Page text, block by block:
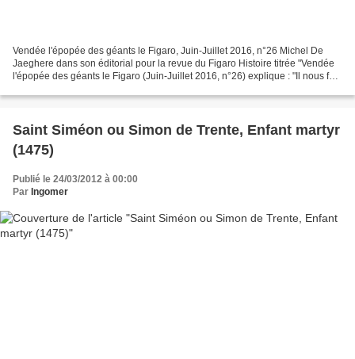
Vendée l'épopée des géants le Figaro, Juin-Juillet 2016, n°26 Michel De
Jaeghere dans son éditorial pour la revue du Figaro Histoire titrée "Vendée
l'épopée des géants le Figaro (Juin-Juillet 2016, n°26) explique : "Il nous faut
Saint Siméon ou Simon de Trente, Enfant martyr
(1475)
Publié le 24/03/2012 à 00:00
Par Ingomer